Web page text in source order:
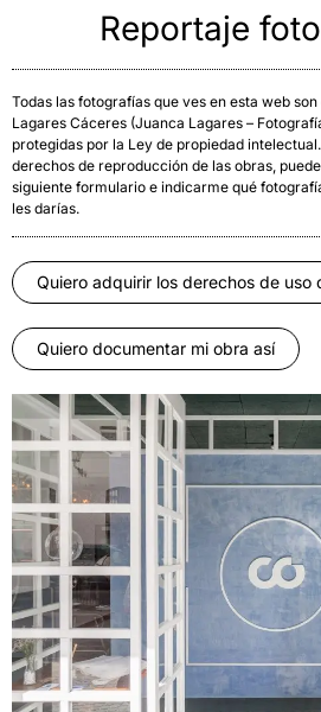
Reportaje
Todas las fotografías que ves en esta web
Lagares Cáceres (Juanca Lagares –
protegidas por la Ley de propiedad
derechos de reproducción de las obras,
siguiente formulario e indicarme qué
les darías.
Quiero adquirir los derechos de uso
Quiero documentar mi obra así